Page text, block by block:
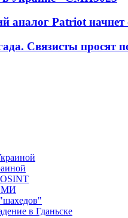
аналог Patriot начнет
Связисты просят
в Гданьске